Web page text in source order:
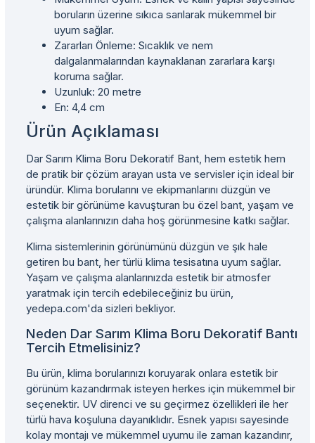
boruların üzerine sıkıca sarılarak mükemmel bir
uyum sağlar.
Zararları Önleme: Sıcaklık ve nem
dalgalanmalarından kaynaklanan zararlara karşı
koruma sağlar.
Uzunluk: 20 metre
En: 4,4 cm
Ürün Açıklaması
Dar Sarım Klima Boru Dekoratif Bant, hem estetik hem
de pratik bir çözüm arayan usta ve servisler için ideal bir
üründür. Klima borularını ve ekipmanlarını düzgün ve
estetik bir görünüme kavuşturan bu özel bant, yaşam ve
çalışma alanlarınızın daha hoş görünmesine katkı sağlar.
Klima sistemlerinin görünümünü düzgün ve şık hale
getiren bu bant, her türlü klima tesisatına uyum sağlar.
Yaşam ve çalışma alanlarınızda estetik bir atmosfer
yaratmak için tercih edebileceğiniz bu ürün,
yedepa.com'da sizleri bekliyor.
Neden Dar Sarım Klima Boru Dekoratif Bantı
Tercih Etmelisiniz?
Bu ürün, klima borularınızı koruyarak onlara estetik bir
görünüm kazandırmak isteyen herkes için mükemmel bir
seçenektir. UV direnci ve su geçirmez özellikleri ile her
türlü hava koşuluna dayanıklıdır. Esnek yapısı sayesinde
kolay montajı ve mükemmel uyumu ile zaman kazandırır,